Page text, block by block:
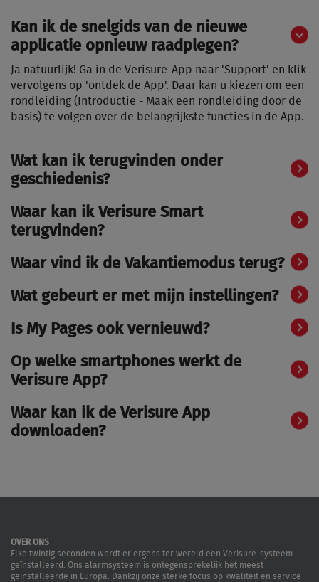
Kan ik de snelgids van de nieuwe
applicatie opnieuw raadplegen?
Ja natuurlijk! Ga in de Verisure-App naar 'Support' en klik
vervolgens op 'ontdek de App'. Daar kan u kiezen om een
rondleiding (Introductie - Maak een rondleiding door de
basis) te volgen over de belangrijkste functies in de App.
Wat kan ik terugvinden onder
geschiedenis?
Waar kan ik Verisure Smart
terugvinden?
Waar vind ik de Vakantiemodus terug?
Wat gebeurt er met mijn instellingen?
Is My Pages ook vernieuwd?
Op welke smartphones werkt de
Verisure App?
Waar kan ik de Verisure App
downloaden?
OVER ONS
Elke twintig seconden wordt er ergens ter wereld een Verisure-systeem
geïnstalleerd. Ons alarmsysteem is ontegensprekelijk het meest
geïnstalleerde in Europa. Dankzij onze sterke focus op kwaliteit en service